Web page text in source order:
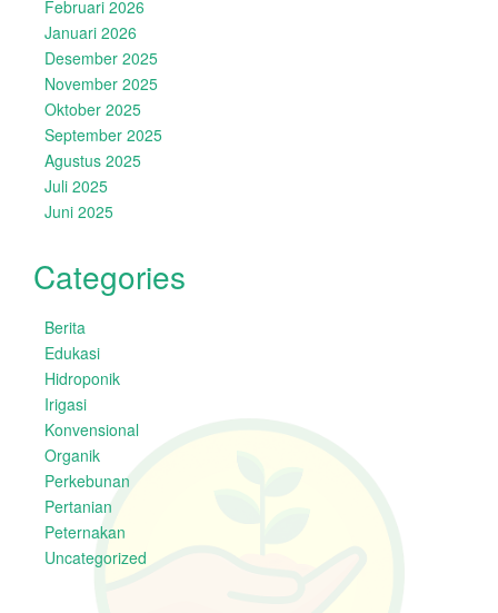
Februari 2026
Januari 2026
Desember 2025
November 2025
Oktober 2025
September 2025
Agustus 2025
Juli 2025
Juni 2025
Categories
Berita
Edukasi
Hidroponik
Irigasi
Konvensional
Organik
Perkebunan
Pertanian
Peternakan
Uncategorized